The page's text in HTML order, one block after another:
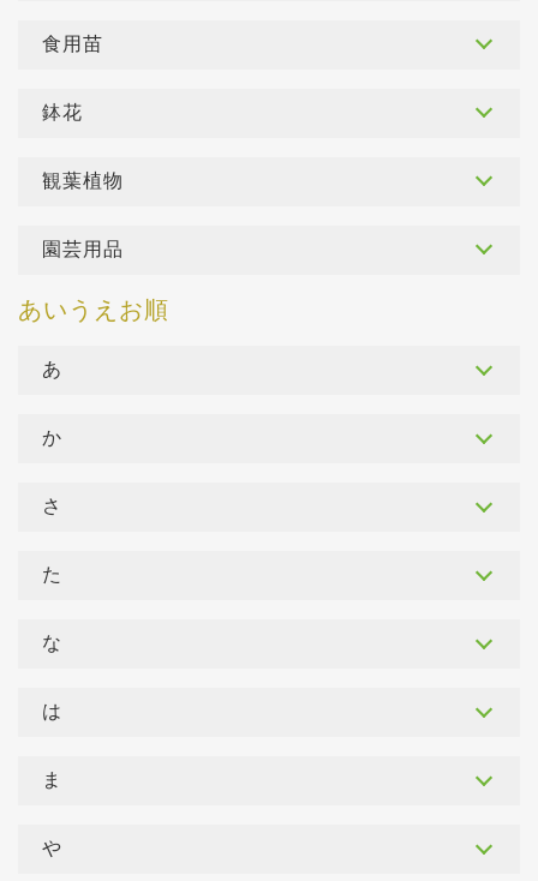
食用苗
鉢花
観葉植物
園芸用品
あ
か
さ
た
な
は
ま
や